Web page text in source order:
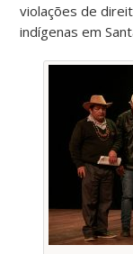
violações de
indígenas em